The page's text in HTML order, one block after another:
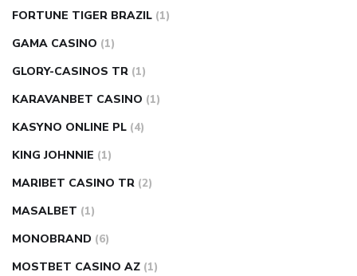
FORTUNE TIGER BRAZIL (1)
GAMA CASINO (1)
GLORY-CASINOS TR (1)
KARAVANBET CASINO (1)
KASYNO ONLINE PL (4)
KING JOHNNIE (1)
MARIBET CASINO TR (2)
MASALBET (1)
MONOBRAND (6)
MOSTBET CASINO AZ (1)